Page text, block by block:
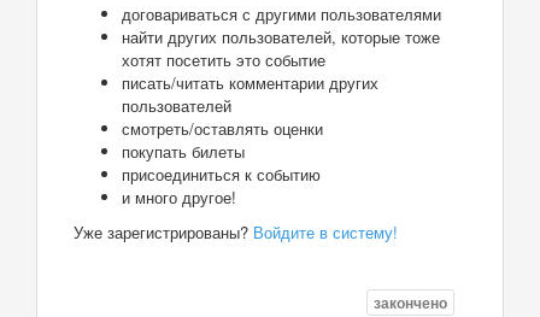
договариваться с другими пользователями
найти других пользователей, которые тоже
хотят посетить это событие
писать/читать комментарии других
пользователей
смотреть/оставлять оценки
покупать билеты
присоединиться к событию
и много другое!
Уже зарегистрированы? Войдите в систему!
закончено